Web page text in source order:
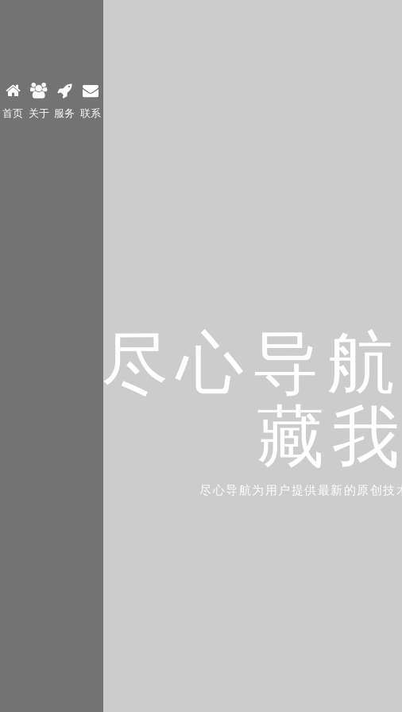
首页 关于 服务 联系
尽心导
藏
尽心导航为用户提供最新的原创